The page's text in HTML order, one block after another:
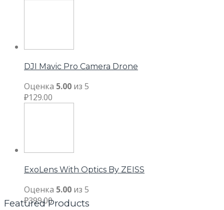
DJI Mavic Pro Camera Drone
Оценка 5.00 из 5
₽129.00
ExoLens With Optics By ZEISS
Оценка 5.00 из 5
₽399.00
Featured Products